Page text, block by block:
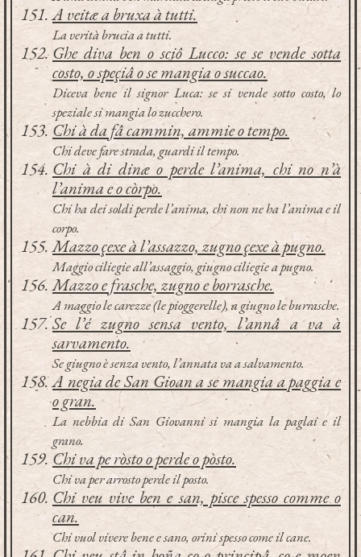
A veitæ a bruxa à tutti.
La verità brucia a tutti.
Ghe diva ben o sciô Lucco: se se vende sotta
costo, o speçiâ o se mangia o succao.
Diceva bene il signor Luca: se si vende sotto costo, lo
speziale si mangia lo zucchero.
Chi à da fâ cammin, ammie o tempo.
Chi deve fare strada, guardi il tempo.
Chi à di dinæ o perde l’anima, chi no n’à
l’anima e o còrpo.
Chi ha dei soldi perde l’anima, chi non ne ha l’anima e il
corpo.
Mazzo çexe à l’assazzo, zugno çexe à pugno.
Maggio ciliegie all’assaggio, giugno ciliegie a pugno.
Mazzo e frasche, zugno e borrasche.
A maggio le carezze (le pioggerelle), a giugno le burrasche.
Se l’é zugno sensa vento, l’annâ a va à
sarvamento.
Se giugno è senza vento, l’annata va a salvamento.
A negia de San Gioan a se mangia a paggia e
o gran.
La nebbia di San Giovanni si mangia la paglai e il
grano.
Chi va pe ròsto o perde o pòsto.
Chi va per arrosto perde il posto.
Chi veu vive ben e san, pisce spesso comme o
can.
Chi vuol vivere bene e sano, orini spesso come il cane.